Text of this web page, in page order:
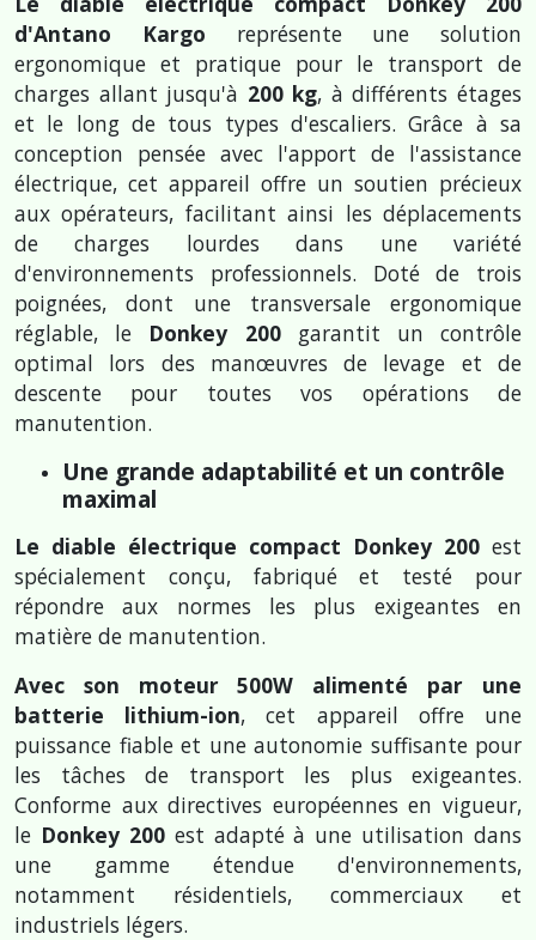
d'Antano Kargo représente une solution
ergonomique et pratique pour le transport de
charges allant jusqu'à 200 kg, à différents étages
et le long de tous types d'escaliers. Grâce à sa
conception pensée avec l'apport de l'assistance
électrique, cet appareil offre un soutien précieux
aux opérateurs, facilitant ainsi les déplacements
de charges lourdes dans une variété
d'environnements professionnels. Doté de trois
poignées, dont une transversale ergonomique
réglable, le Donkey 200garantit un contrôle
optimal lors des manœuvres de levage et de
descente pour toutes vos opérations de
manutention.
Une grande adaptabilité et un contrôle
maximal
Le diable électrique compact Donkey 200 est
spécialement conçu, fabriqué et testé pour
répondre aux normes les plus exigeantes en
matière de manutention.
Avec son moteur 500W alimenté par une
batterie lithium-ion, cet appareil offre une
puissance fiable et une autonomie suffisante pour
les tâches de transport les plus exigeantes.
Conforme aux directives européennes en vigueur,
le Donkey 200est adapté à une utilisation dans
une gamme étendue d'environnements,
notamment résidentiels, commerciaux et
industriels légers.